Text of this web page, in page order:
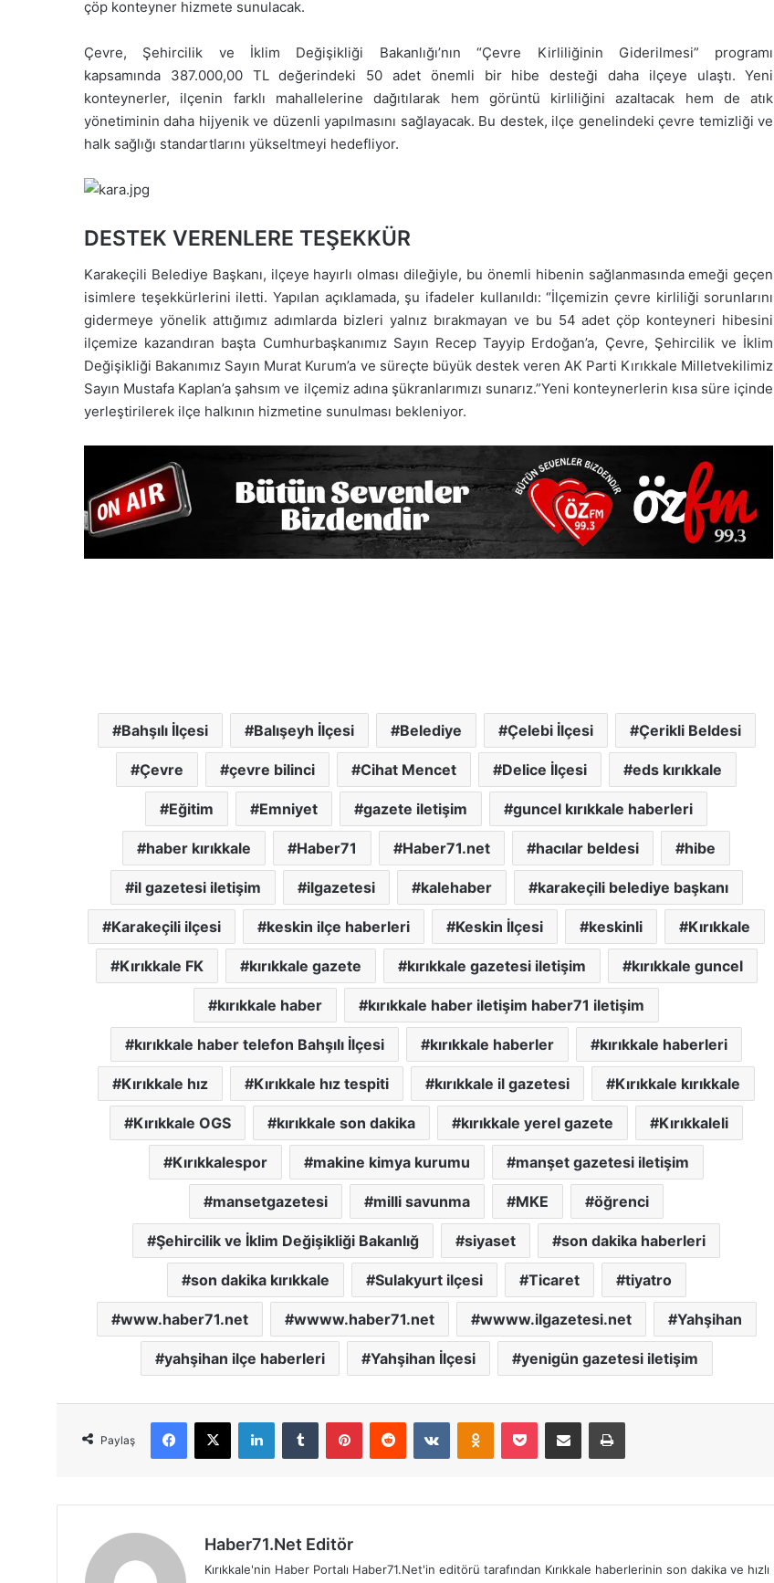
çöp konteyner hizmete sunulacak.
Çevre, Şehircilik ve İklim Değişikliği Bakanlığı’nın “Çevre Kirliliğinin Giderilmesi” programı
kapsamında 387.000,00 TL değerindeki 50 adet önemli bir hibe desteği daha ilçeye ulaştı. Yeni
konteynerler, ilçenin farklı mahallelerine dağıtılarak hem görüntü kirliliğini azaltacak hem de atık
yönetiminin daha hijyenik ve düzenli yapılmasını sağlayacak. Bu destek, ilçe genelindeki çevre temizliği ve
halk sağlığı standartlarını yükseltmeyi hedefliyor.
DESTEK VERENLERE TEŞEKKÜR
Karakeçili Belediye Başkanı, ilçeye hayırlı olması dileğiyle, bu önemli hibenin sağlanmasında emeği geçen
isimlere teşekkürlerini iletti. Yapılan açıklamada, şu ifadeler kullanıldı: “İlçemizin çevre kirliliği sorunlarını
gidermeye yönelik attığımız adımlarda bizleri yalnız bırakmayan ve bu 54 adet çöp konteyneri hibesini
ilçemize kazandıran başta Cumhurbaşkanımız Sayın Recep Tayyip Erdoğan’a, Çevre, Şehircilik ve İklim
Değişikliği Bakanımız Sayın Murat Kurum’a ve süreçte büyük destek veren AK Parti Kırıkkale Milletvekilimiz
Sayın Mustafa Kaplan’a şahsım ve ilçemiz adına şükranlarımızı sunarız.”Yeni konteynerlerin kısa süre içinde
yerleştirilerek ilçe halkının hizmetine sunulması bekleniyor.
Bahşılı İlçesi Balışeyh İlçesi Belediye Çelebi İlçesi Çerikli Beldesi
Çevre çevre bilinci Cihat Mencet Delice İlçesi eds kırıkkale
Eğitim Emniyet gazete iletişim guncel kırıkkale haberleri
haber kırıkkale Haber71 Haber71.net hacılar beldesi hibe
il gazetesi iletişim ilgazetesi kalehaber karakeçili belediye başkanı
Karakeçili ilçesi keskin ilçe haberleri Keskin İlçesi keskinli Kırıkkale
Kırıkkale FK kırıkkale gazete kırıkkale gazetesi iletişim kırıkkale guncel
kırıkkale haber kırıkkale haber iletişim haber71 iletişim
kırıkkale haber telefon Bahşılı İlçesi kırıkkale haberler kırıkkale haberleri
Kırıkkale hız Kırıkkale hız tespiti kırıkkale il gazetesi Kırıkkale kırıkkale
Kırıkkale OGS kırıkkale son dakika kırıkkale yerel gazete Kırıkkaleli
Kırıkkalespor makine kimya kurumu manşet gazetesi iletişim
mansetgazetesi milli savunma MKE öğrenci
Şehircilik ve İklim Değişikliği Bakanlığ siyaset son dakika haberleri
son dakika kırıkkale Sulakyurt ilçesi Ticaret tiyatro
www.haber71.net wwww.haber71.net wwww.ilgazetesi.net Yahşihan
yahşihan ilçe haberleri Yahşihan İlçesi yenigün gazetesi iletişim
Paylaş
Haber71.Net Editör
Kırıkkale'nin Haber Portalı Haber71.Net'in editörü tarafından Kırıkkale haberlerinin son dakika ve hızlı